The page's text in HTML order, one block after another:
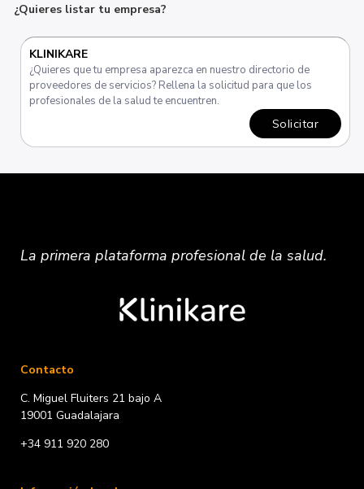
¿Quieres listar tu empresa?
KLINIKARE
¿Quieres que tu empresa aparezca en nuestro directorio de
proveedores de servicios? Rellena la solicitud para que los
profesionales de la salud te encuentren.
Solicitar
La primera plataformaprofesionalde la salud.
Contacto
C. Miguel Fluiters 21 bajo A
19001 Guadalajara
+34 911 920 280